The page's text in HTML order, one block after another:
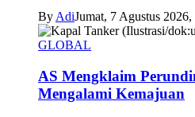
By AdiJumat, 7 Agustus
GLOBAL
AS Mengklaim
Mengalami Kemajuan